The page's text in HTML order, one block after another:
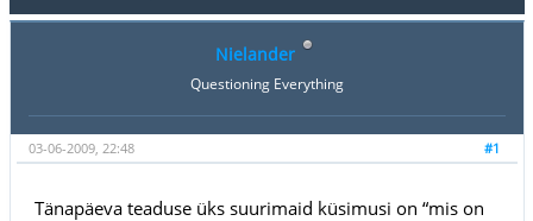
Nielander
Questioning Everything
#1
03-06-2009, 22:48
Tänapäeva teaduse üks suurimaid küsimusi on “mis on